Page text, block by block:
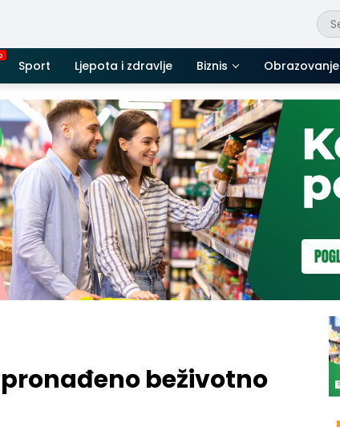
Sport Ljepota i zdravlje Biznis Obrazovanje
beživotno